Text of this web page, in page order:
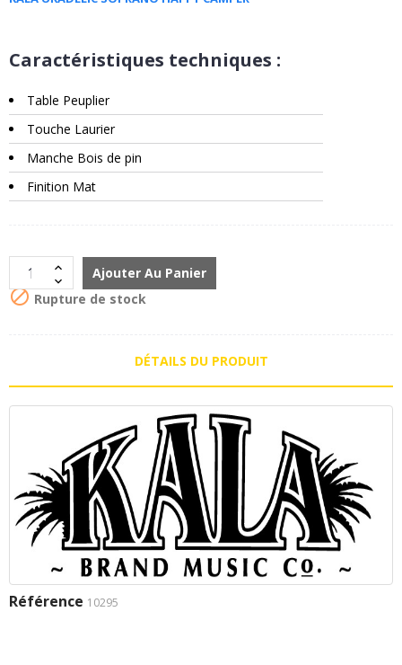
Caractéristiques techniques :
Table Peuplier
Touche Laurier
Manche Bois de pin
Finition Mat
Ajouter Au Panier
 Rupture de stock
DÉTAILS DU PRODUIT
Référence 10295